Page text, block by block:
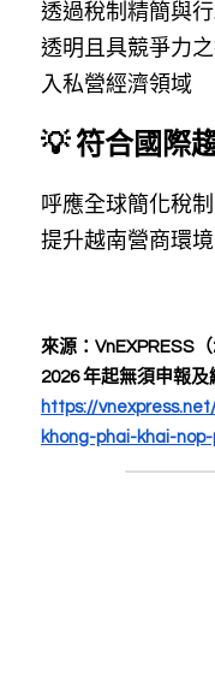
透過稅制精簡與
透明且具競爭力
入私營經濟領域
💡 符合國際
呼應全球簡化稅
提升越南營商環
來源：VnEXPRESS
2026 年起無須申報及
https://
khong-phai-khai-